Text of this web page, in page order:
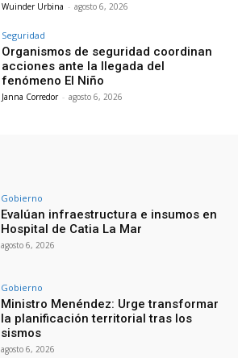
Wuinder Urbina - agosto 6, 2026
Seguridad
Organismos de seguridad coordinan
acciones ante la llegada del
fenómeno El Niño
Janna Corredor - agosto 6, 2026
Gobierno
Evalúan infraestructura e insumos en
Hospital de Catia La Mar
agosto 6, 2026
Gobierno
Ministro Menéndez: Urge transformar
la planificación territorial tras los
sismos
agosto 6, 2026